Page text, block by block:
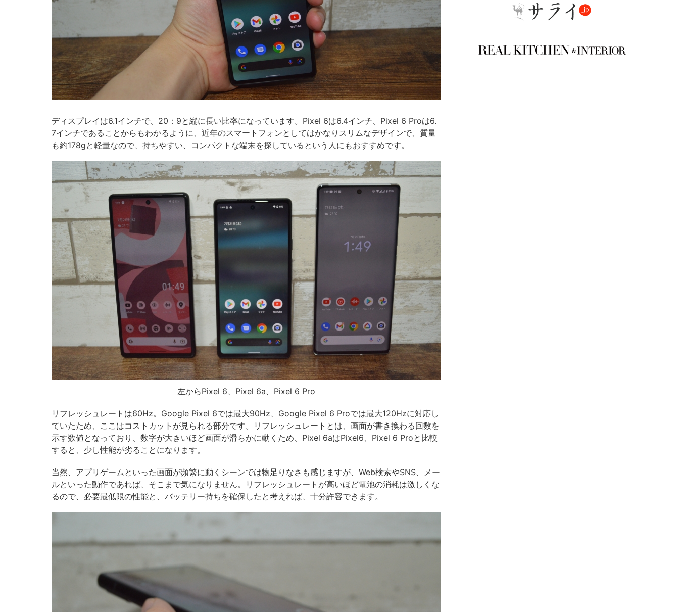
ディスプレイは6.1インチで、20：9と縦に長い比率になっています。Pixel 6は6.4インチ、Pixel 6 Proは6.
7インチであることからもわかるように、近年のスマートフォンとしてはかなりスリムなデザインで、質量
も約178gと軽量なので、持ちやすい、コンパクトな端末を探しているという人にもおすすめです。
左からPixel 6、Pixel 6a、Pixel 6 Pro
リフレッシュレートは60Hz。Google Pixel 6では最大90Hz、Google Pixel 6 Proでは最大120Hzに対応し
ていたため、ここはコストカットが見られる部分です。リフレッシュレートとは、画面が書き換わる回数を
示す数値となっており、数字が大きいほど画面が滑らかに動くため、Pixel 6aはPixel6、Pixel 6 Proと比較
すると、少し性能が劣ることになります。
当然、アプリゲームといった画面が頻繁に動くシーンでは物足りなさも感じますが、Web検索やSNS、メー
ルといった動作であれば、そこまで気になりません。リフレッシュレートが高いほど電池の消耗は激しくな
るので、必要最低限の性能と、バッテリー持ちを確保したと考えれば、十分許容できます。